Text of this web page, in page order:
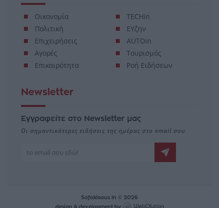
Οικονομία
Πολιτική
Επιχειρήσεις
Αγορές
Επικαιρότητα
TECHin
ΕΥζην
AUTOin
Τουρισμός
Ροή Ειδήσεων
Newsletter
Εγγραφείτε στο Newsletter μας
Οι σημαντικότερες ειδήσεις της ημέρας στο email σου
Sofokleous In © 2026